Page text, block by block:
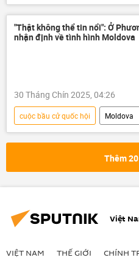
Bộ Ngoại giao Nga
Thế
Chính trị
Moldova
"Thật không thể tin nổi": Ở
nhận định về tình hình Moldova
30 Tháng Chín 2025, 04:26
cuộc bầu cử quốc hội Moldova
NATO
EU
Liên
bầu cử
Thêm
Việt
VIỆT NAM THẾ GIỚI CHÍNH